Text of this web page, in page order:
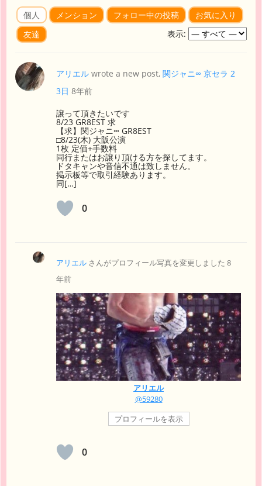
個人 メンション フォロー中の投稿
お気に入り
友達
表示:
アリエル wrote a new post, 関ジャニ∞ 京セラ 2
3日 8年前
譲って頂きたいです
8/23 GR8EST 求
【求】関ジャニ∞ GR8EST
□8/23(木) 大阪公演
1枚 定価+手数料
同行またはお譲り頂ける方を探してます。
ドタキャンや音信不通は致しません。
掲示板等で取引経験あります。
同[…]
0
アリエル さんがプロフィール写真を変更しました 8
年前
アリエル
@59280
プロフィールを表示
0